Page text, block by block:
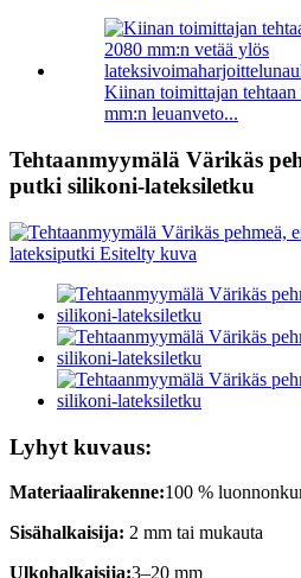
Kiinan toimittajan
mm:n leuanveto...
Tehtaanmyymälä Värikäs
putki silikoni-lateksiletku
Lyhyt kuvaus:
Materiaalirakenne:100 %
Sisähalkaisija: 2 mm tai mukauta
Ulkohalkaisija:3–20 mm